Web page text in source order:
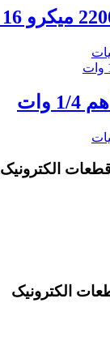
الکترونیک
الکترونیک